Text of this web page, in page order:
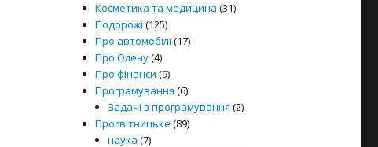
Косметика та медицина (31)
Подорожі (125)
Про автомобілі (17)
Про Олену(4)
Про фінанси (9)
Програмування (6)
Задачі з програмування (2)
Просвітницьке (89)
наука (7)